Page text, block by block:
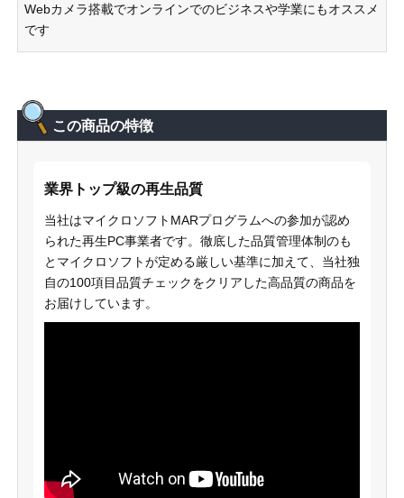
Webカメラ搭載でオンラインでのビジネスや学業にもオススメ
です
この商品の特徴
業界トップ級の再生品質
当社はマイクロソフトMARプログラムへの参加が認め
られた再生PC事業者です。徹底した品質管理体制のも
とマイクロソフトが定める厳しい基準に加えて、当社独
自の100項目品質チェックをクリアした高品質の商品を
お届けしています。